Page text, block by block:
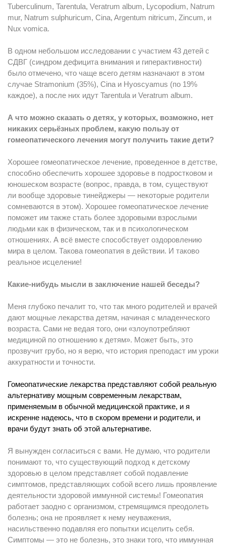
Tuberculinum, Tarentula, Veratrum album, Lycopodium, Natrum
mur, Natrum sulphuricum, Cina, Argentum nitricum, Zincum, и
Nux vomica.
В одном небольшом исследовании с участием 43 детей с
СДВГ (синдром дефицита внимания и гиперактивности)
было отмечено, что чаще всего детям назначают в этом
случае Stramonium (35%), Cina и Hyoscyamus (по 19%
каждое), а после них идут Tarentula и Veratrum album.
А что можно сказать о детях, у которых, возможно, нет
никаких серьёзных проблем, какую пользу от
гомеопатического лечения могут получить такие дети?
Хорошее гомеопатическое лечение, проведенное в детстве,
способно обеспечить хорошее здоровье в подростковом и
юношеском возрасте (вопрос, правда, в том, существуют
ли вообще здоровые тинейджеры — некоторые родители
сомневаются в этом). Хорошее гомеопатическое лечение
поможет им также стать более здоровыми взрослыми
людьми как в физическом, так и в психологическом
отношениях. А всё вместе способствует оздоровлению
мира в целом. Такова гомеопатия в действии. И таково
реальное исцеление!
Какие-нибудь мысли в заключение нашей беседы?
Меня глубоко печалит то, что так много родителей и врачей
дают мощные лекарства детям, начиная с младенческого
возраста. Сами не ведая того, они «злоупотребляют
медициной по отношению к детям». Может быть, это
прозвучит грубо, но я верю, что история преподаст им уроки
аккуратности и точности.
Гомеопатические лекарства представляют собой реальную
альтернативу мощным современным лекарствам,
применяемым в обычной медицинской практике, и я
искренне надеюсь, что в скором времени и родители, и
врачи будут знать об этой альтернативе.
Я вынужден согласиться с вами. Не думаю, что родители
понимают то, что существующий подход к детскому
здоровью в целом представляет собой подавление
симптомов, представляющих собой всего лишь проявление
деятельности здоровой иммунной системы! Гомеопатия
работает заодно с организмом, стремящимся преодолеть
болезнь; она не проявляет к нему неуважения,
насильственно подавляя его попытки исцелить себя.
Симптомы — это не болезнь, это знаки того, что иммунная